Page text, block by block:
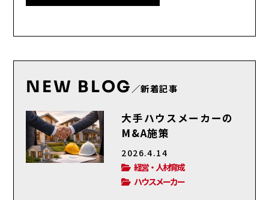
NEW BLOG ／新着記事
大手ハウスメーカーの
M&A施策
2026.4.14
経営・人材育成
ハウスメーカー